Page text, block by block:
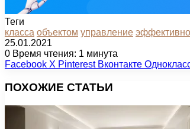
Теги
класса объектом управление
25.01.2021
0 Время чтения: 1 минута
Facebook X Pinterest Вконтакте
ПОХОЖИЕ СТАТЬИ